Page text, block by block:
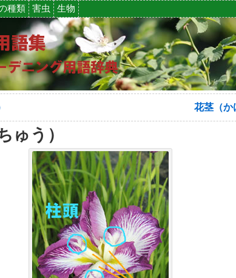
種類 害虫 生物
花茎（か
ゅう）